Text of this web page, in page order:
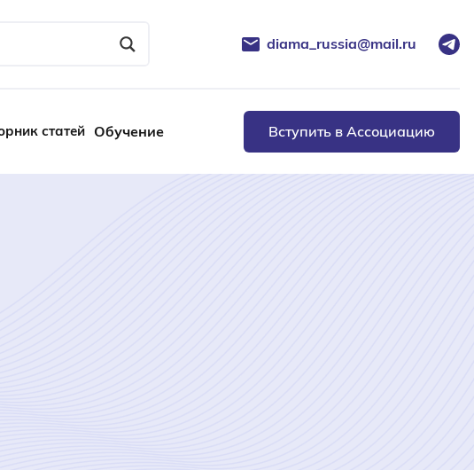
diama_russia@mail.ru
статей Обучение Вступить в Ассоциацию